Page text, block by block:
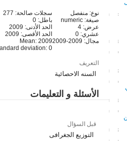
نوع: منفصل
صيغة: numeric
عرض: 4
عشري: 0
مجال: 2009-2009
سجلات صالحة: 277
باطل: 0
الحد الأدنى: 2009
الحد الأقصى: 2009
Mean: 2009
deviation: 0
التعريف
السنه الاحصائية
الأسئلة و التعليمات
قبل السؤال
التوزيع الجغرافى